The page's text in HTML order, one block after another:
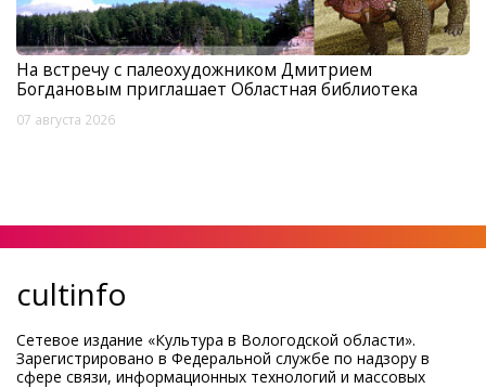
На встречу с палеохудожником Дмитрием
Богдановым приглашает Областная библиотека
07 августа 2026
cultinfo
Сетевое издание «Культура в Вологодской области».
Зарегистрировано в Федеральной службе по надзору в
сфере связи, информационных технологий и массовых